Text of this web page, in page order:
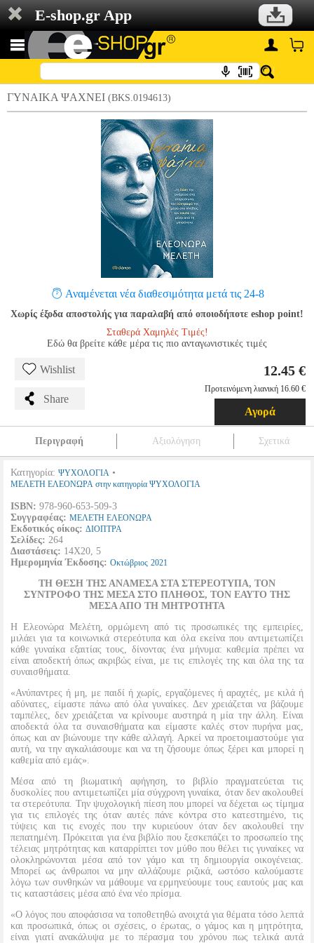
E-shop.gr App
ΓΥΝΑΙΚΑ ΨΑΧΝΕΙ (BKS.0194613)
Αναμένεται νέα διαθεσιμότητα μετά τις 24-8
Χωρίς έξοδα αποστολής για παραλαβή από οποιοδήποτε eshop point!
Σταθερά Χαμηλές Τιμές!
Εδώ θα βρείτε κάθε μέρα τις πιο ανταγωνιστικές τιμές
Wishlist
Share
12.45 €
Προτεινόμενη λιανική 16.60 €
Αγορά
Περιγραφή Αξιολόγηση Σχετικά
Κατηγορία: ΨΥΧΟΛΟΓΙΑ •
ΜΕΛΕΤΗ ΕΛΕΟΝΩΡΑ στην κατηγορία ΨΥΧΟΛΟΓΙΑ
ISBN: 978-960-653-509-3
Συγγραφέας: ΜΕΛΕΤΗ ΕΛΕΟΝΩΡΑ
Εκδοτικός οίκος: ΔΙΟΠΤΡΑ
Σελίδες: 264
Διαστάσεις: 14Χ20, 5
Ημερομηνία Έκδοσης: Οκτώβριος 2021
ΤΗ ΘΕΣΗ ΤΗΣ ΑΝΑΜΕΣΑ ΣΤΑ ΣΤΕΡΕΟΤΥΠΑ, ΤΟΝ
ΣΥΝΤΡΟΦΟ ΤΗΣ ΜΕΣΑ ΣΤΟ ΠΛΗΘΟΣ, ΤΟΝ ΕΑΥΤΟ ΤΗΣ
ΜΕΣΑ ΑΠΟ ΤΗ ΜΗΤΡΟΤΗΤΑ
Η Ελεονώρα Μελέτη, ορμώμενη από τις προσωπικές της εμπειρίες,
μιλάει για τα κοινωνικά στερεότυπα και όλα εκείνα που αντιμετωπίζει
κάθε γυναίκα εξαιτίας τους, δίνοντας ένα μήνυμα: καθεμία πρέπει να
είναι αποδεκτή όπως ακριβώς είναι, με τις επιλογές της και όλα της τα
συναισθήματα.
«Ανύπαντρες ή μη, με παιδί ή χωρίς, εργαζόμενες ή αραχτές, με κιλά ή
αδύνατες, είμαστε πάνω από όλα γυναίκες. Δεν χρειάζεται να βάζουμε
ταμπέλες, δεν χρειάζεται να κρίνουμε αυστηρά η μία την άλλη. Είναι
αποδεκτά όλα τα συναισθήματα και είμαστε καλές στον πυρήνα μας,
όπως και αν βιώνουμε την κάθε αλλαγή. Αρκεί να προετοιμαστούμε για
αυτή, να την αγκαλιάσουμε και να τη ζήσουμε όπως ξέρει και μπορεί η
καθεμία από εμάς».
Μέσα από τη βιωματική αφήγηση, το βιβλίο πραγματεύεται τις
δυσκολίες που αντιμετωπίζει μία σύγχρονη γυναίκα, όταν δεν ακολουθεί
τα στερεότυπα. Την ψυχολογική πίεση που μπορεί να δέχεται ως τίμημα
για τις επιλογές της όταν αυτές πάνε κόντρα στο κατεστημένο, τις
τύψεις και τις ενοχές που την κυριεύουν όταν δεν ακολουθεί την
πεπατημένη. Πρόκειται για ένα βιβλίο που ξεσκεπάζει το προσωπείο της
τέλειας μητρότητας και καταρρίπτει τον μύθο που θέλει τις γυναίκες να
ολοκληρώνονται μέσα από τον γάμο και τη δημιουργία οικογένειας.
Μπορεί ως άνθρωποι να μην αλλάζουμε ριζικά, ωστόσο καλούμαστε
λόγω των συνθηκών να μάθουμε να ερμηνεύουμε τους εαυτούς μας και
τις καταστάσεις μέσα από ένα νέο πρίσμα.
«Ο λόγος που αποφάσισα να τοποθετηθώ ανοιχτά για θέματα τόσο λεπτά
και προσωπικά, όπως οι σχέσεις, ο έρωτας, ο γάμος και η μητρότητα,
είναι γιατί ανακάλυψα με το πέρασμα του χρόνου πως τελικά αυτά